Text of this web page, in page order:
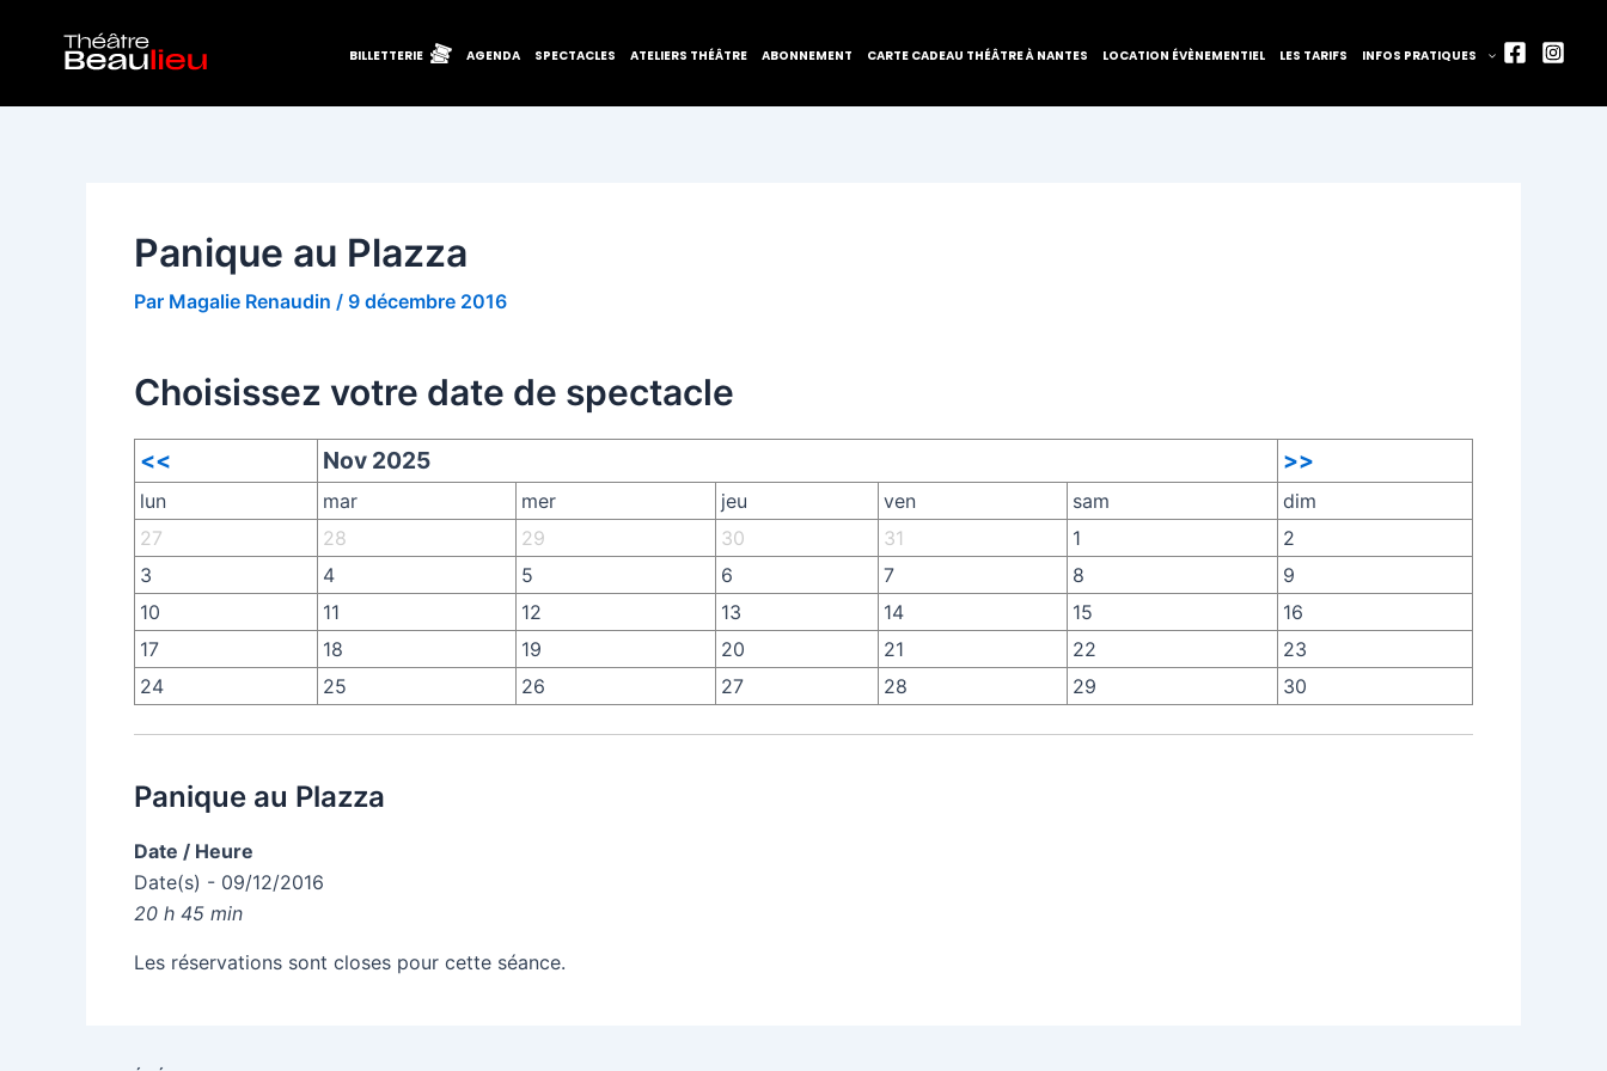
contenu
BILLETTERIE AGENDA SPECTACLES ATELIERS THÉÂTRE ABONNEMENT CARTE CADEAU THÉÂTRE À NANTES LOCATION ÉVÈNEMENTIEL LES TARIFS INFOS PRATIQUES
Panique au Plazza
Par Magalie Renaudin / 9 décembre 2016
Choisissez votre date de spectacle
<< Nov 2025 >>
lun mar mer jeu ven sam
dim
27
28 29 30 31 1
2
3
4 5 6 7 8
9
10
11 12 13 14 15
16
17
18 19 20 21 22
23
24
25 26 27 28 29 30
Panique au Plazza
Date / Heure
Date(s) - 09/12/2016
20 h 45 min
Les réservations sont closes pour cette séance.
des
articles